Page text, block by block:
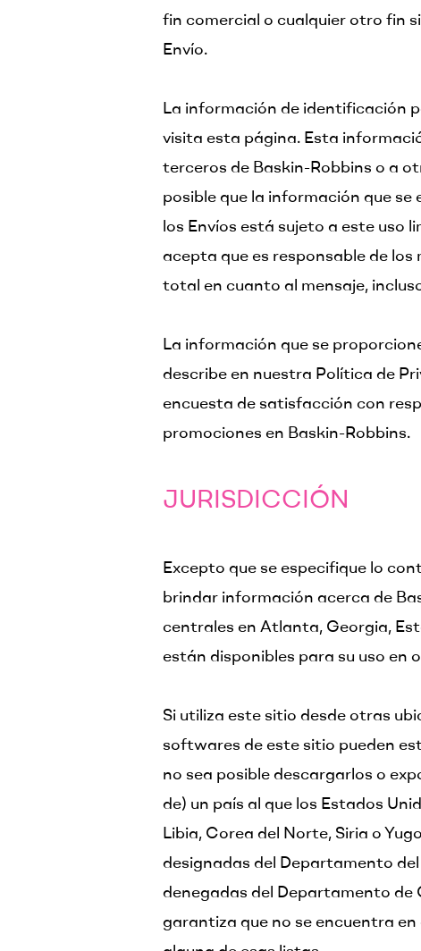
fin comercial o cualquier otro fin
Envío.
La información de identificación
visita esta página. Esta
terceros de Baskin-Robbins o a
posible que la información que
los Envíos está sujeto a este uso
acepta que es responsable de
total en cuanto al mensaje,
La información que se
describe en nuestra Política de
encuesta de satisfacción con
promociones en Baskin-Robbins.
JURISDICCIÓN
Excepto que se especifique lo
brindar información acerca de
centrales en Atlanta, Georgia,
están disponibles para su uso en
Si utiliza este sitio desde otras
softwares de este sitio pueden
no sea posible descargarlos o
de) un país al que los Estados
Libia, Corea del Norte, Siria o
designadas del Departamento
denegadas del Departamento de
garantiza que no se encuentra en